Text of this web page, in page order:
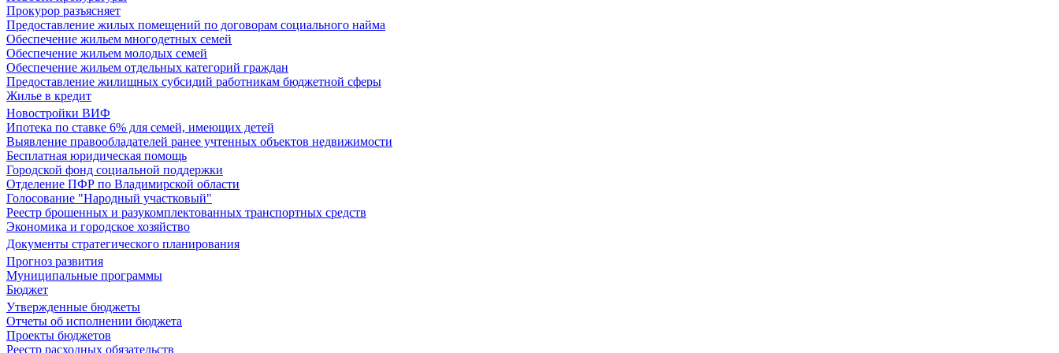
Прокурор разъясняет
Предоставление жилых помещений по договорам социального найма
Обеспечение жильем многодетных семей
Обеспечение жильем молодых семей
Обеспечение жильем отдельных категорий граждан
Предоставление жилищных субсидий работникам бюджетной сферы
Жилье в кредит
Новостройки ВИФ
Ипотека по ставке 6% для семей, имеющих детей
Выявление правообладателей ранее учтенных объектов недвижимости
Бесплатная юридическая помощь
Городской фонд социальной поддержки
Отделение ПФР по Владимирской области
Голосование "Народный участковый"
Реестр брошенных и разукомплектованных транспортных средств
Экономика и городское хозяйство
Документы стратегического планирования
Прогноз развития
Муниципальные программы
Бюджет
Утвержденные бюджеты
Отчеты об исполнении бюджета
Проекты бюджетов
Реестр расходных обязательств